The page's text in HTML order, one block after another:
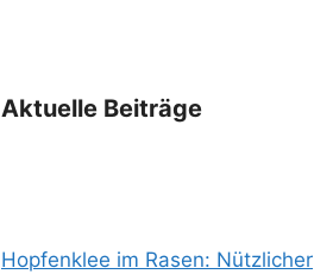
Aktuelle Beiträge
Hopfenklee im Rasen: Nützlicher